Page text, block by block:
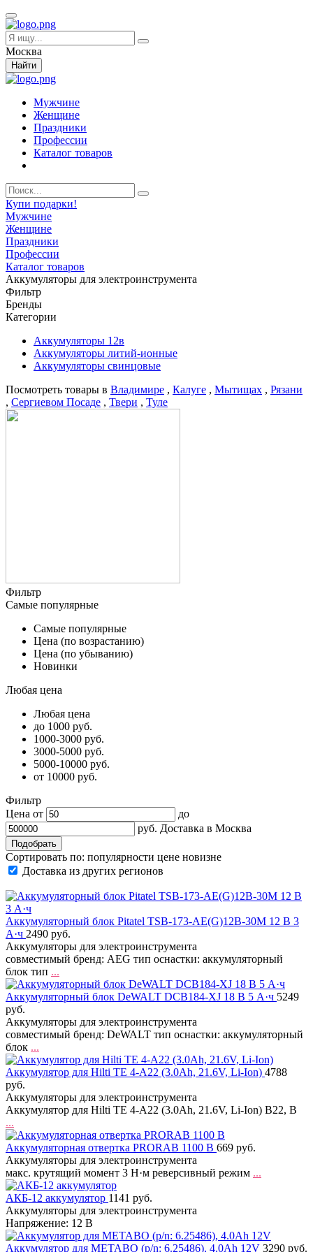
Москва
Найти
Мужчине
Женщине
Праздники
Профессии
Каталог товаров
Купи подарки!
Мужчине
Женщине
Праздники
Профессии
Каталог товаров
Аккумуляторы для электроинструмента
Фильтр
Бренды
Категории
Аккумуляторы 12в
Аккумуляторы литий-ионные
Аккумуляторы свинцовые
Посмотреть товары в Владимире , Калуге , Мытищах , Рязани
, Сергиевом Посаде , Твери , Туле
Фильтр
Самые популярные
Самые популярные
Цена (по возрастанию)
Цена (по убыванию)
Новинки
Любая цена
Любая цена
до 1000 руб.
1000-3000 руб.
3000-5000 руб.
5000-10000 руб.
от 10000 руб.
Фильтр
Цена от
до
руб. Доставка в Москва
Сортировать по: популярности цене новизне
Доставка из других регионов
Аккумуляторный блок Pitatel TSB-173-AE(G)12B-30M 12 В 3
А·ч 2490 руб.
Аккумуляторы для электроинструмента
совместимый бренд: AEG тип оснастки: аккумуляторный
блок тип ...
Аккумуляторный блок DeWALT DCB184-XJ 18 В 5 А·ч 5249
руб.
Аккумуляторы для электроинструмента
совместимый бренд: DeWALT тип оснастки: аккумуляторный
блок ...
Аккумулятор для Hilti TE 4-A22 (3.0Ah, 21.6V, Li-Ion) 4788
руб.
Аккумуляторы для электроинструмента
Аккумулятор для Hilti TE 4-A22 (3.0Ah, 21.6V, Li-Ion) B22, B
...
Аккумуляторная отвертка PRORAB 1100 В 669 руб.
Аккумуляторы для электроинструмента
макс. крутящий момент 3 Н·м реверсивный режим ...
АКБ-12 аккумулятор 1141 руб.
Аккумуляторы для электроинструмента
Напряжение: 12 В
Аккумулятор для METABO (p/n: 6.25486), 4.0Ah 12V 3290 руб.